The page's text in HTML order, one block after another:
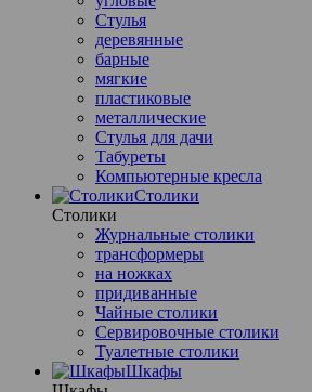
Стулья
деревянные
барные
мягкие
пластиковые
металлические
Стулья для дачи
Табуреты
Компьютерные кресла
Столики
Столики
Журнальные столики
трансформеры
на ножках
придиванные
Чайные столики
Сервировочные столики
Туалетные столики
Шкафы